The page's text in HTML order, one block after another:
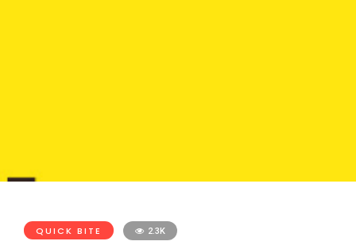
QUICK BITE 2.3K